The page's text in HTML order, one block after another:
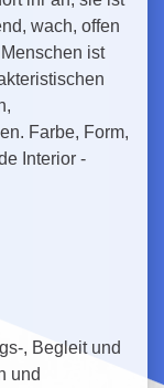
wach, offen
ist
Farbe, Form,
Interior -
, Begleit und
und